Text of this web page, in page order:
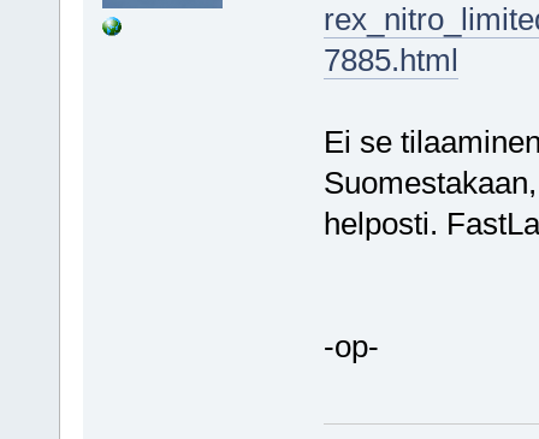
7885.html
Ei se
helposti.
-op-